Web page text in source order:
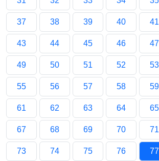
37 38 39 40 41
43 44 45 46 47
49 50 51 52 53
55 56 57 58 59
61 62 63 64 65
67 68 69 70 71
73 74 75 76 77